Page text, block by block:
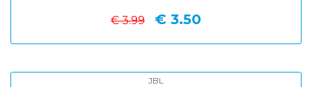
€ 3.99 € 3.50
JBL